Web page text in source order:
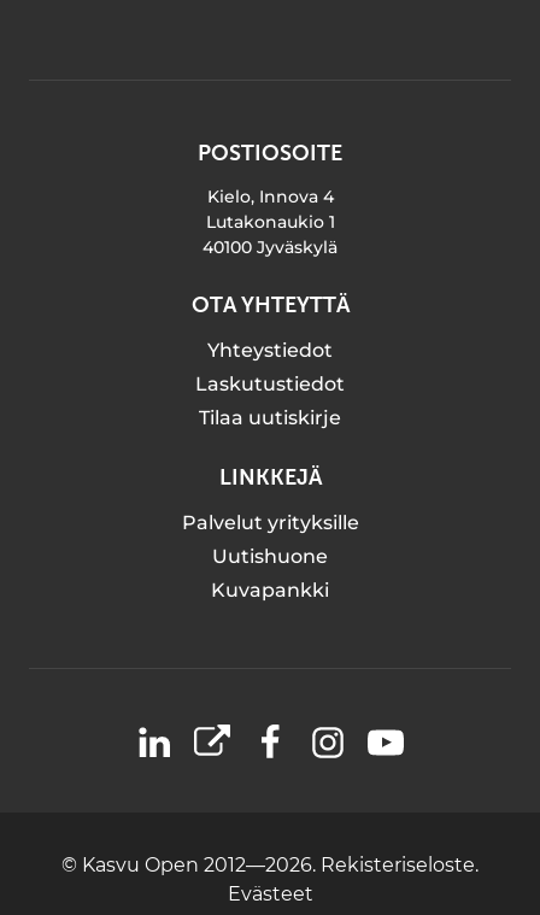
POSTIOSOITE
Kielo, Innova 4
Lutakonaukio 1
40100 Jyväskylä
OTA YHTEYTTÄ
Yhteystiedot
Laskutustiedot
Tilaa uutiskirje
LINKKEJÄ
Palvelut yrityksille
Uutishuone
Kuvapankki
LinkedIn
X FacebookInstagramYouTube
© Kasvu Open 2012—2026. Rekisteriseloste.
Evästeet